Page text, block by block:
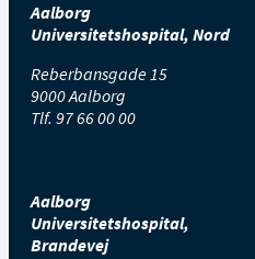
Aalborg
Universitetshospital, Nord
Reberbansgade 15
9000 Aalborg
Tlf. 97 66 00 00
Aalborg
Universitetshospital,
Brandevej